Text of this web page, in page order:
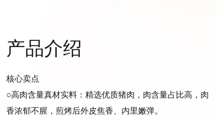
产品介绍
核心卖点
○高肉含量真材实料：精选优质猪肉，肉含量占比高，肉
香浓郁不腥，煎烤后外皮焦香、内里嫩弹。